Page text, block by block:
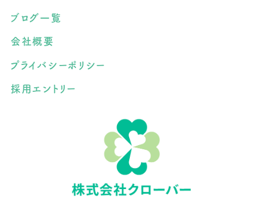
ブログ一覧
会社概要
プライバシーポリシー
採用エントリー